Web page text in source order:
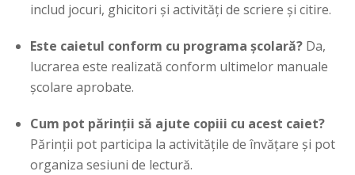
includ jocuri, ghicitori și activități de scriere și citire.
Este caietul conform cu programa școlară? Da,
lucrarea este realizată conform ultimelor manuale
școlare aprobate.
Cum pot părinții să ajute copiii cu acest caiet?
Părinții pot participa la activitățile de învățare și pot
organiza sesiuni de lectură.